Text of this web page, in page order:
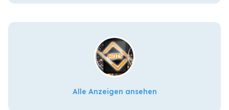
Alle Anzeigen ansehen